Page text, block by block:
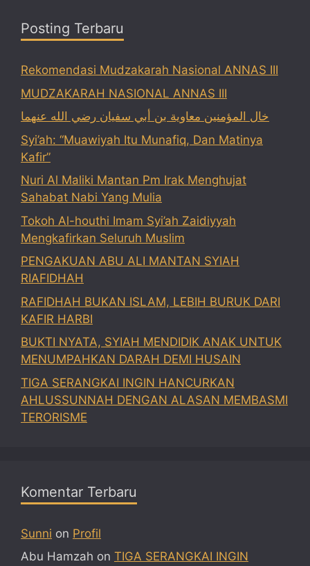
Posting Terbaru
Rekomendasi Mudzakarah Nasional ANNAS III
MUDZAKARAH NASIONAL ANNAS III
خال المؤمنين معاوية بن أبي سفيان رضي الله عنهما
Syi’ah: “Muawiyah Itu Munafiq, Dan Matinya
Kafir”
Nuri Al Maliki Mantan Pm Irak Menghujat
Sahabat Nabi Yang Mulia
Tokoh Al-houthi Imam Syi’ah Zaidiyyah
Mengkafirkan Seluruh Muslim
PENGAKUAN ABU ALI MANTAN SYIAH
RIAFIDHAH
RAFIDHAH BUKAN ISLAM, LEBIH BURUK DARI
KAFIR HARBI
BUKTI NYATA, SYIAH MENDIDIK ANAK UNTUK
MENUMPAHKAN DARAH DEMI HUSAIN
TIGA SERANGKAI INGIN HANCURKAN
AHLUSSUNNAH DENGAN ALASAN MEMBASMI
TERORISME
Komentar Terbaru
Sunni on Profil
Abu Hamzah on TIGA SERANGKAI INGIN